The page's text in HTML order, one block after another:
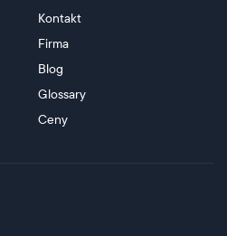
Kontakt
Firma
Blog
Glossary
Ceny